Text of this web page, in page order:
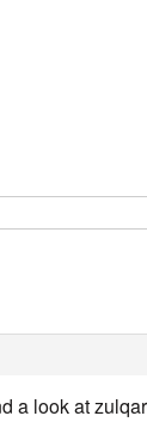
a look at